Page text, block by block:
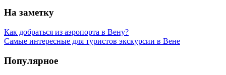
На заметку
Как добраться из аэропорта в Вену?
Самые интересные для туристов экскурсии в Вене
Популярное